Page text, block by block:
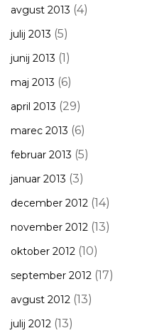
avgust 2013 (4)
julij 2013 (5)
junij 2013 (1)
maj 2013 (6)
april 2013 (29)
marec 2013 (6)
februar 2013 (5)
januar 2013 (3)
december 2012 (14)
november 2012 (13)
oktober 2012 (10)
september 2012 (17)
avgust 2012 (13)
julij 2012 (13)